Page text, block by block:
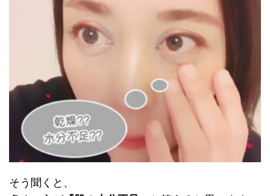
そう聞くと、